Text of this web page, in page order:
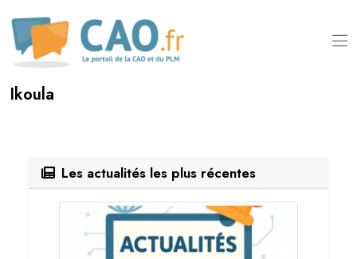
Ikoula
Les actualités les plus récentes